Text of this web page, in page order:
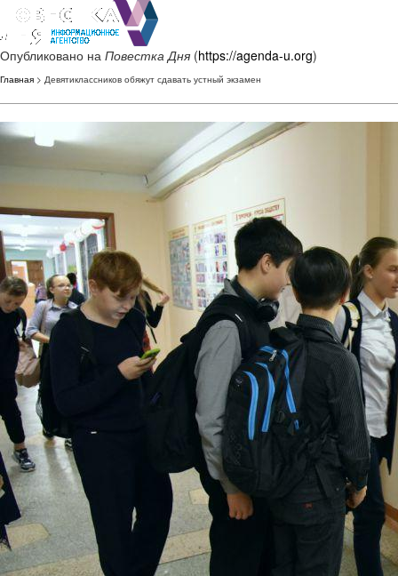
Опубликовано на Повестка Дня (https://agenda-u.org)
Главная > Девятиклассников обяжут сдавать устный экзамен